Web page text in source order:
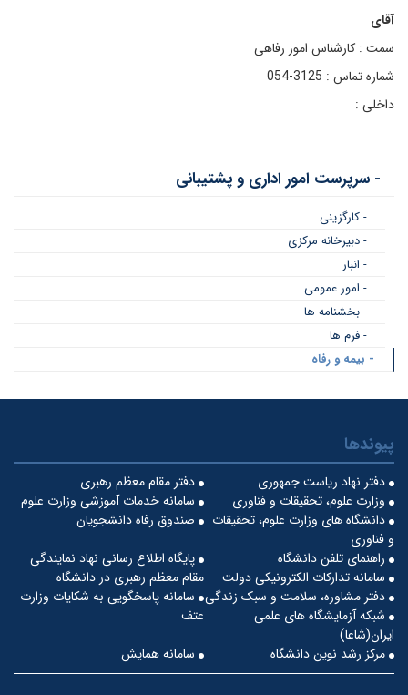
آقای
سمت : کارشناس امور رفاهی
شماره تماس : 3125-054
داخلی :
- سرپرست امور اداری و پشتیبانی
- کارگزینی
- دبیرخانه مرکزی
- انبار
- امور عمومی
- بخشنامه ها
- فرم ها
- بیمه و رفاه
پیوندها
دفتر مقام معظم رهبری
دفتر نهاد ریاست جمهوری
سامانه خدمات آموزشی وزارت علوم
وزارت علوم، تحقیقات و فناوری
صندوق رفاه دانشجویان
دانشگاه های وزارت علوم، تحقیقات
و فناوری
پایگاه اطلاع رسانی نهاد نمایندگی
مقام معظم رهبری در دانشگاه
راهنمای تلفن دانشگاه
سامانه تدارکات الکترونیکی دولت
سامانه پاسخگویی به شکایات وزارت
عتف
دفتر مشاوره، سلامت و سبک زندگی
شبکه آزمایشگاه های علمی
ایران(شاعا)
سامانه همایش
مرکز رشد نوین دانشگاه